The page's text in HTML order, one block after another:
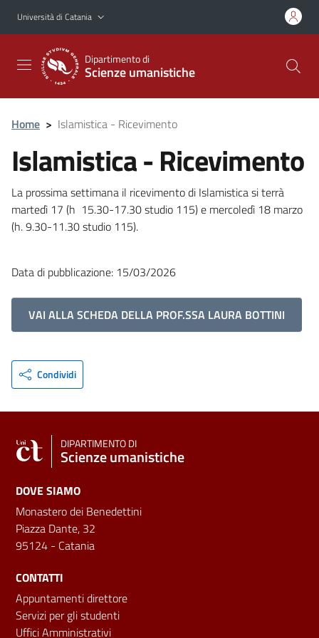
Vai al contenuto principale
Vai al menu di navigazione
Università di Catania
Dipartimento di
Scienze umanistiche
Home > Islamistica - Ricevimento
Islamistica - Ricevimento
La prossima settimana il ricevimento di Islamistica si terrà
martedì 17 (h 15.30-17.30 studio 115) e mercoledì 18 marzo
(h. 9.30-11.30 studio 115).
Data di pubblicazione: 15/03/2026
VAI ALLA SCHEDA DELLA PROF.SSA LAURA BOTTINI
Condividi
DIPARTIMENTO DI
Scienze umanistiche
DOVE SIAMO
Monastero dei Benedettini
Piazza Dante, 32
95124 - Catania
CONTATTI
Appuntamenti direttore
Servizi per gli studenti
Uffici Amministrativi